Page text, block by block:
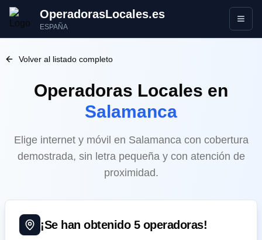
OperadorasLocales.es
ESPAÑA Abrir
Volver al listado completo
Operadoras Locales en
Salamanca
Elige internet y móvil en Salamanca con cobertura
demostrada, sin letra pequeña y con atención de
proximidad.
¡Se han obtenido 5operadoras!